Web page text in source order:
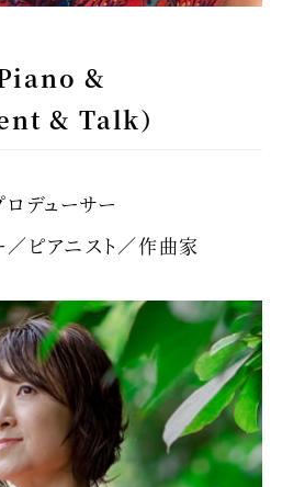
Piano &
& Talk）
デューサー
ピアニスト／作曲家